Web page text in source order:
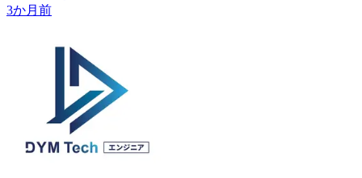
3か月前